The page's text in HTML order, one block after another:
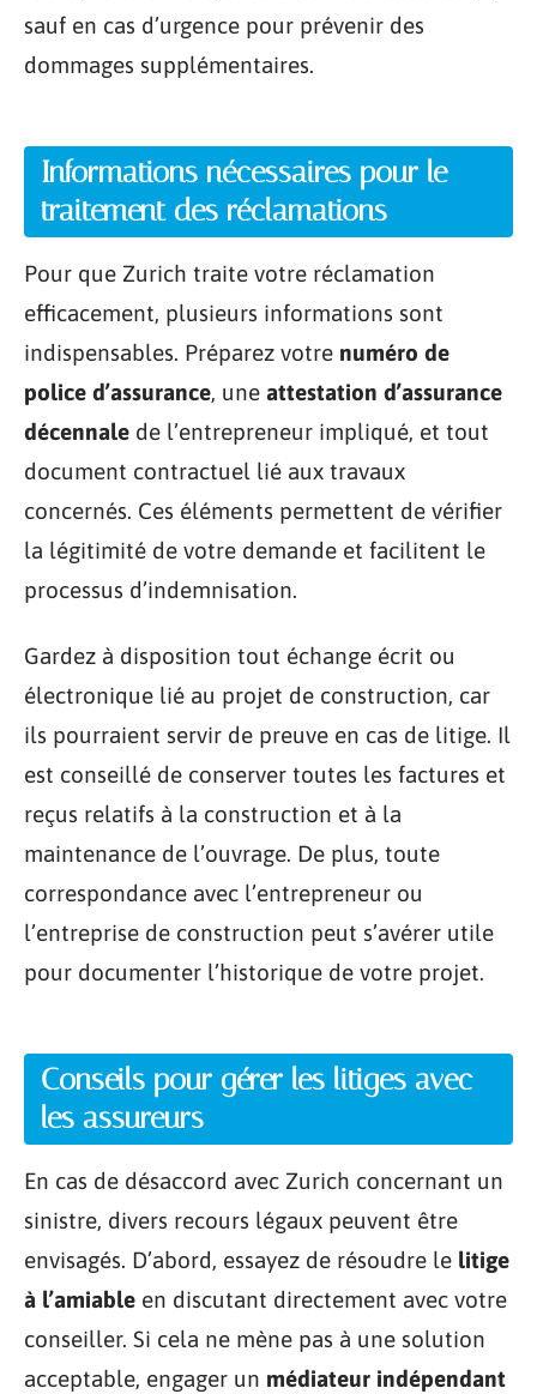
sauf en cas d’urgence pour prévenir des
dommages supplémentaires.
Informations nécessaires pour le
traitement des réclamations
Pour que Zurich traite votre réclamation
efficacement, plusieurs informations sont
indispensables. Préparez votre numéro de
police d’assurance, une attestation d’assurance
décennale de l’entrepreneur impliqué, et tout
document contractuel lié aux travaux
concernés. Ces éléments permettent de vérifier
la légitimité de votre demande et facilitent le
processus d’indemnisation.
Gardez à disposition tout échange écrit ou
électronique lié au projet de construction, car
ils pourraient servir de preuve en cas de litige. Il
est conseillé de conserver toutes les factures et
reçus relatifs à la construction et à la
maintenance de l’ouvrage. De plus, toute
correspondance avec l’entrepreneur ou
l’entreprise de construction peut s’avérer utile
pour documenter l’historique de votre projet.
Conseils pour gérer les litiges avec
les assureurs
En cas de désaccord avec Zurich concernant un
sinistre, divers recours légaux peuvent être
envisagés. D’abord, essayez de résoudre le litige
à l’amiable en discutant directement avec votre
conseiller. Si cela ne mène pas à une solution
acceptable, engager un médiateur indépendant